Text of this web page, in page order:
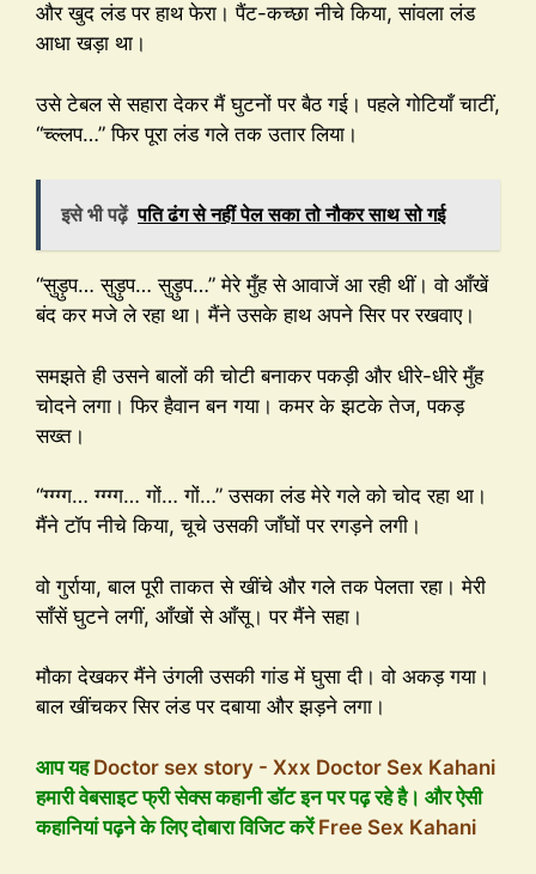
और खुद लंड पर हाथ फेरा। पैंट-कच्छा नीचे किया, सांवला लंड
आधा खड़ा था।
उसे टेबल से सहारा देकर मैं घुटनों पर बैठ गई। पहले गोटियाँ चाटीं,
“च्ल्लप…” फिर पूरा लंड गले तक उतार लिया।
इसे भी पढ़ें पति ढंग से नहीं पेल सका तो नौकर साथ सो गई
“सुड़ुप… सुड़ुप… सुड़ुप…” मेरे मुँह से आवाजें आ रही थीं। वो आँखें
बंद कर मजे ले रहा था। मैंने उसके हाथ अपने सिर पर रखवाए।
समझते ही उसने बालों की चोटी बनाकर पकड़ी और धीरे-धीरे मुँह
चोदने लगा। फिर हैवान बन गया। कमर के झटके तेज, पकड़
सख्त।
“ग्ग्ग्ग… ग्ग्ग्ग… गों… गों…” उसका लंड मेरे गले को चोद रहा था।
मैंने टॉप नीचे किया, चूचे उसकी जाँघों पर रगड़ने लगी।
वो गुर्राया, बाल पूरी ताकत से खींचे और गले तक पेलता रहा। मेरी
साँसें घुटने लगीं, आँखों से आँसू। पर मैंने सहा।
मौका देखकर मैंने उंगली उसकी गांड में घुसा दी। वो अकड़ गया।
बाल खींचकर सिर लंड पर दबाया और झड़ने लगा।
आप यहDoctor sex story - Xxx Doctor Sex Kahani
हमारी वेबसाइट फ्री सेक्स कहानी डॉट इन पर पढ़ रहे है। और ऐसी
कहानियां पढ़ने के लिए दोबारा विजिट करेंFree Sex Kahani